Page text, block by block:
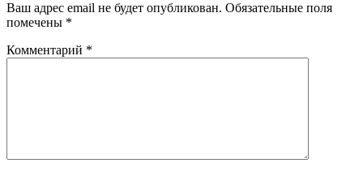
Ваш адрес email не будет опубликован. Обязательные поля
помечены *
Комментарий *